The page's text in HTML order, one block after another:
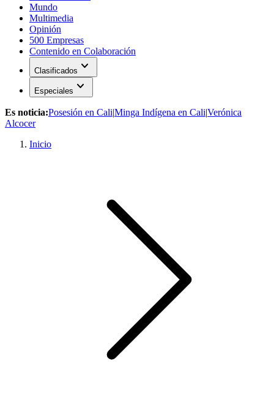
Mundo
Multimedia
Opinión
500 Empresas
Contenido en Colaboración
Clasificados expand_more
Especiales expand_more
Es noticia:Posesión en Cali|Minga Indígena en Cali|Verónica
Alcocer
Inicio